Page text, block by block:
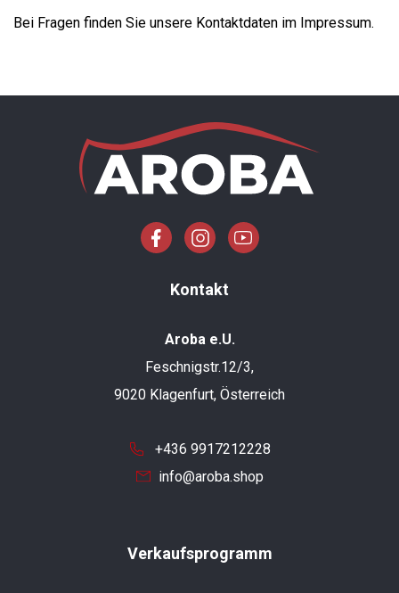
Bei Fragen finden Sie unsere Kontaktdaten im Impressum.
Kontakt
Aroba e.U.
Feschnigstr.12/3,
9020 Klagenfurt, Österreich
+436 9917212228
info@aroba.shop
Verkaufsprogramm